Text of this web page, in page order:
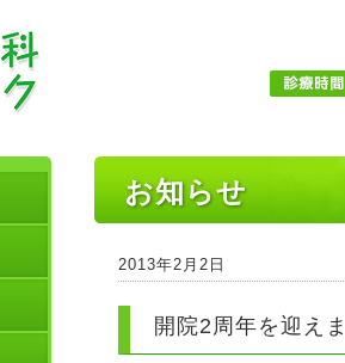
お知らせ
2013年2月2日
開院2周年を迎え